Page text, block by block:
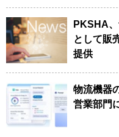
PKSHA
として販
提供
物流機器
営業部門